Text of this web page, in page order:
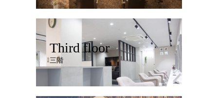
Third floor
三階